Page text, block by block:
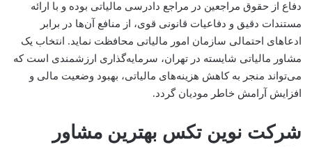
دفاع از حقوق مراجعین در مراجع دادرسی مالیاتی بوده و با ارائه
مستندات دقیق و دفاعیات قانونی قوی، از منافع آن‌ها در برابر
ادعاهای احتمالی سازمان امور مالیاتی محافظت نماید. انتخاب یک
مشاور مالیاتی شایسته در تهران، سرمایه‌گذاری ارزشمندی است که
می‌تواند منجر به کاهش هزینه‌های مالیاتی، بهبود وضعیت مالی و
افزایش آرامش خاطر مودیان گردد.
شرکت نوین تکس بهترین مشاور